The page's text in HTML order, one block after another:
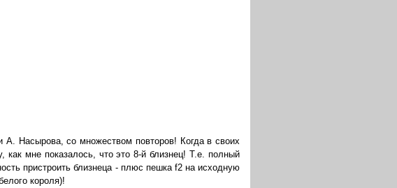
Насырова, со множеством повторов! Когда в своих
мне показалось, что это 8-й близнец! Т.е. полный
пристроить близнеца - плюс пешка f2 на исходную
короля)!